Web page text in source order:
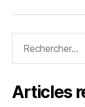
Articles